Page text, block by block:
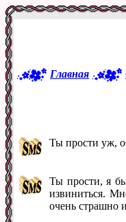
Главная
Ты прости уж,
Ты прости, я
извиниться.
очень страшно